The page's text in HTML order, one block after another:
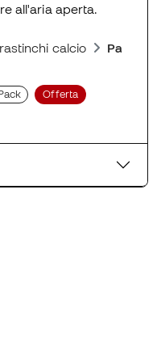
all'aria aperta.
calcio
Offerta